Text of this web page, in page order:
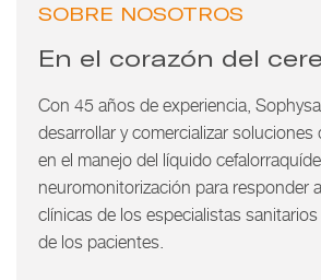
SOBRE NOSOTROS
En el corazón del
Con 45 años de experiencia,
desarrollar y comercializar soluciones
en el manejo del líquido
neuromonitorización para responder
clínicas de los especialistas sanitarios
de los pacientes.